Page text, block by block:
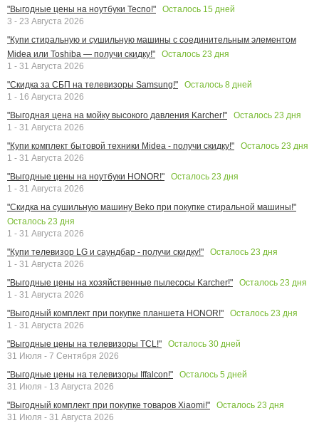
"Выгодные цены на ноутбуки Tecno!"
Осталось 15 дней
3 - 23 Августа 2026
"Купи стиральную и сушильную машины с соединительным элементом
Midea или Toshiba — получи скидку!"
Осталось 23 дня
1 - 31 Августа 2026
"Скидка за СБП на телевизоры Samsung!"
Осталось 8 дней
1 - 16 Августа 2026
"Выгодная цена на мойку высокого давления Karcher!"
Осталось 23 дня
1 - 31 Августа 2026
"Купи комплект бытовой техники Midea - получи скидку!"
Осталось 23 дня
1 - 31 Августа 2026
"Выгодные цены на ноутбуки HONOR!"
Осталось 23 дня
1 - 31 Августа 2026
"Скидка на сушильную машину Beko при покупке стиральной машины!"
Осталось 23 дня
1 - 31 Августа 2026
"Купи телевизор LG и саундбар - получи скидку!"
Осталось 23 дня
1 - 31 Августа 2026
"Выгодные цены на хозяйственные пылесосы Karcher!"
Осталось 23 дня
1 - 31 Августа 2026
"Выгодный комплект при покупке планшета HONOR!"
Осталось 23 дня
1 - 31 Августа 2026
"Выгодные цены на телевизоры TCL!"
Осталось 30 дней
31 Июля - 7 Сентября 2026
"Выгодные цены на телевизоры Iffalcon!"
Осталось 5 дней
31 Июля - 13 Августа 2026
"Выгодный комплект при покупке товаров Xiaomi!"
Осталось 23 дня
31 Июля - 31 Августа 2026